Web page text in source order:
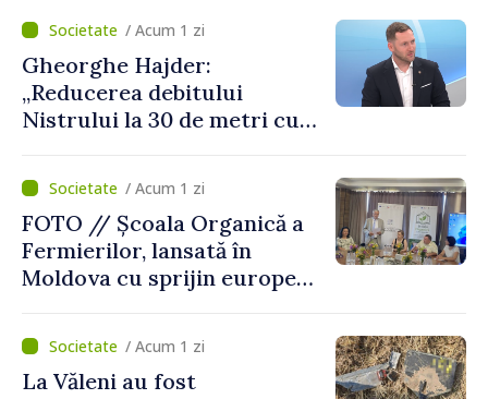
putea cumpăra nici curent
de avarie”/ Acum 1 zi
Gheorghe Hajder:
„Reducerea debitului
Nistrului la 30 de metri cubi
„catastrofă naturală”
/ Acum 1 zi
FOTO // Școala Organică a
Fermierilor, lansată în
Moldova cu sprijin european
agriculturii durabile
/ Acum 1 zi
La Văleni au fost